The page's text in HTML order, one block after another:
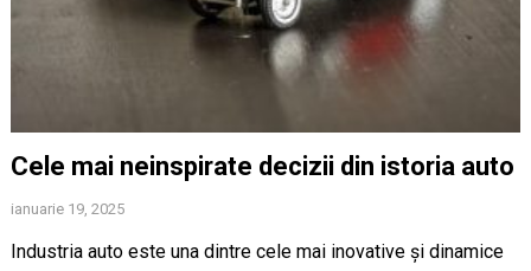
Cele mai neinspirate decizii din istoria auto
ianuarie 19, 2025
Industria auto este una dintre cele mai inovative și dinamice